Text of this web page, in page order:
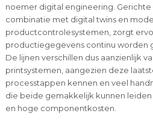
noemer digital engineering. Gerichte
combinatie met digital twins en
productcontrolesystemen, zorgt
productiegegevens continu worden
De lijnen verschillen dus aanzienlijk
printsystemen, aangezien deze
processtappen kennen en veel
die beide gemakkelijk kunnen leiden
en hoge componentkosten.